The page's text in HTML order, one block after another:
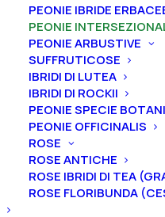
PEONIE IBRIDE
PEONIE
PEONIE ARBUSTIVE
SUFFRUTICOSE
IBRIDI DI LUTEA
IBRIDI DI ROCKII
PEONIE SPECIE
PEONIE OFFICINALIS
ROSE
ROSE ANTICHE
ROSE IBRIDI DI TEA
ROSE FLORIBUNDA
Home Peonie
Peonie